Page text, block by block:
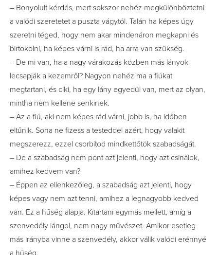
– Bonyolult kérdés, mert sokszor nehéz megkülönböztetni
a valódi szeretetet a puszta vágytól. Talán ha képes úgy
szeretni téged, hogy nem akar mindenáron megkapni és
birtokolni, ha képes várni is rád, ha arra van szükség.
– De mi van, ha a nagy várakozás közben más lányok
lecsapják a kezemről? Nagyon nehéz ma a fiúkat
megtartani, és ciki, ha egy lány egyedül van, mert az olyan,
mintha nem kellene senkinek.
– Az a fiú, aki nem képes rád várni, jobb is, ha időben
eltűnik. Soha ne fizess a testeddel azért, hogy valakit
megszerezz, ezzel csorbítod mindkettőtök szabadságát.
– De a szabadság nem pont azt jelenti, hogy azt csinálok,
amihez kedvem van?
– Éppen az ellenkezőleg, a szabadság azt jelenti, hogy
képes vagy nem azt tenni, amihez a legnagyobb kedved
van. Ez a hűség alapja. Kitartani egymás mellett, amíg a
szenvedély lángol, nem nagy művészet. Amikor esetleg
más irányba vinne a szenvedély, akkor válik valódi erénnyé
a hűség.